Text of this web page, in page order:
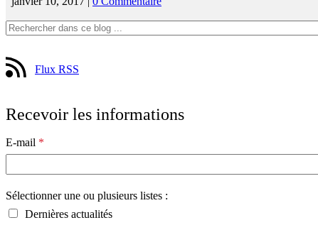
Flux RSS
Recevoir les informations
E-mail *
Sélectionner une ou plusieurs listes :
Dernières actualités